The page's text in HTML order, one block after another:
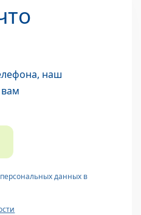
наш
данных в